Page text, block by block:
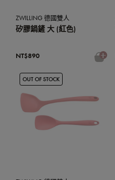
ZWILLING 德國雙人
矽膠鍋鏟 大 (紅色)
NT$890
OUT OF STOCK